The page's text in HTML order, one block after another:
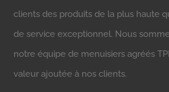
clients des produits de la plus haute
de service exceptionnel. Nous
notre équipe de menuisiers agréés
valeur ajoutée à nos clients.